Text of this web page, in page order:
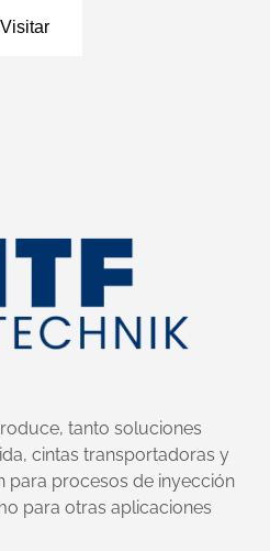
Visitar
tanto soluciones
cintas transportadoras y
para procesos de inyección
para otras aplicaciones